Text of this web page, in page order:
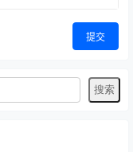
提交